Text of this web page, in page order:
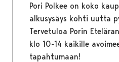
Pori Polkee on koko
alkusysäys kohti uutta
Tervetuloa Porin
klo 10-14 kaikille
tapahtumaan!